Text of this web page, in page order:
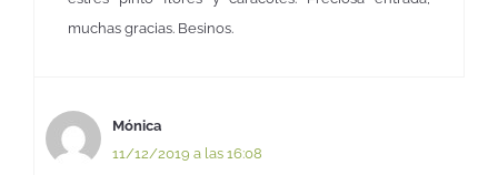
muchas gracias. Besinos.
Mónica
11/12/2019 a las 16:08